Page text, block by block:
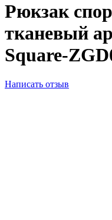
Рюкзак
тканевый
Square-
Написать отзыв